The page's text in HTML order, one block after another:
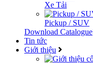
Xe Tải
Pickup / SUV
Download Catalogue
Tin tức
Giới thiệu